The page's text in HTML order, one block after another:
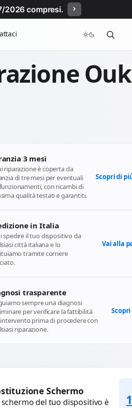
2026 compresi.
3 mesi
riparazione è coperta da
di tre mesi per eventuali
con ricambi di
qualità testati e garantiti.
Scopri di
in Italia
spedire il tuo dispositivo da
città italiana e lo
tramite corriere
Vai alla
trasparente
sempre una diagnosi
per verificare la fattibilità
prima di procedere con
riparazione.
Schermo
schermo del tuo dispositivo è